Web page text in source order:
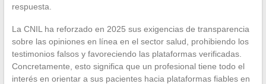
respuesta.
La CNIL ha reforzado en 2025 sus exigencias de transparencia
sobre las opiniones en línea en el sector salud, prohibiendo los
testimonios falsos y favoreciendo las plataformas verificadas.
Concretamente, esto significa que un profesional tiene todo el
interés en orientar a sus pacientes hacia plataformas fiables en